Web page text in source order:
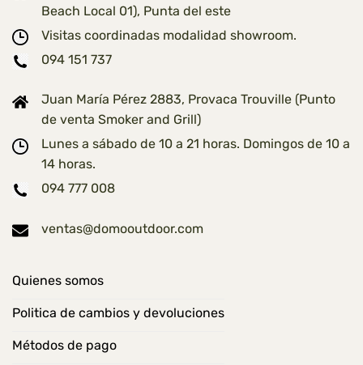
Beach Local 01), Punta del este
Visitas coordinadas modalidad showroom.
094 151 737
Juan María Pérez 2883, Provaca Trouville (Punto
de venta Smoker and Grill)
Lunes a sábado de 10 a 21 horas. Domingos de 10 a
14 horas.
094 777 008
ventas@domooutdoor.com
Quienes somos
Politica de cambios y devoluciones
Métodos de pago